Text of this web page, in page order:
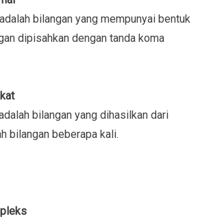
bilangan yang mempunyai bentuk
dipisahkan dengan tanda koma
bilangan yang dihasilkan dari
bilangan beberapa kali.